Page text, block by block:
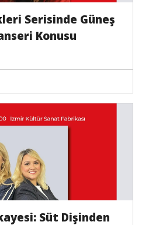
Serisinde Güneş
Konusu
Süt Dişinden